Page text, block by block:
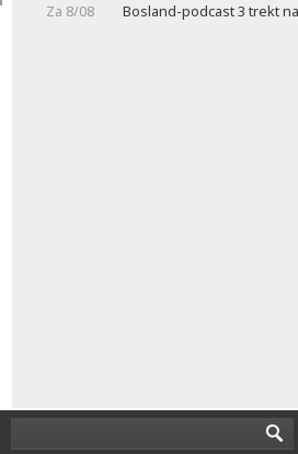
Za 8/08
Bosland-podcast 3 trekt